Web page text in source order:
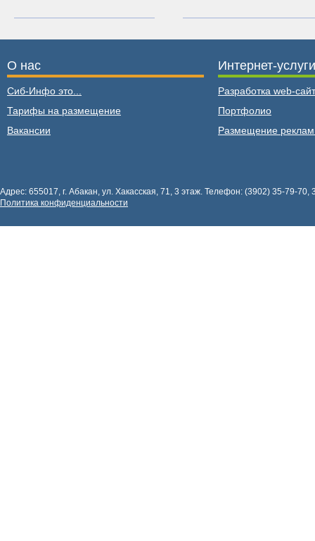
О нас
Сиб-Инфо это...
Тарифы на размещение
Вакансии
Интернет-услуги
Разработка web-
Портфолио
Размещение
Адрес: 655017, г. Абакан, ул. Хакасская, 71, 3 этаж. Телефон: (3902) 35-79-
Политика конфиденциальности